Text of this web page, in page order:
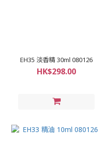
EH35 淡香精 30ml 080126
HK$298.00